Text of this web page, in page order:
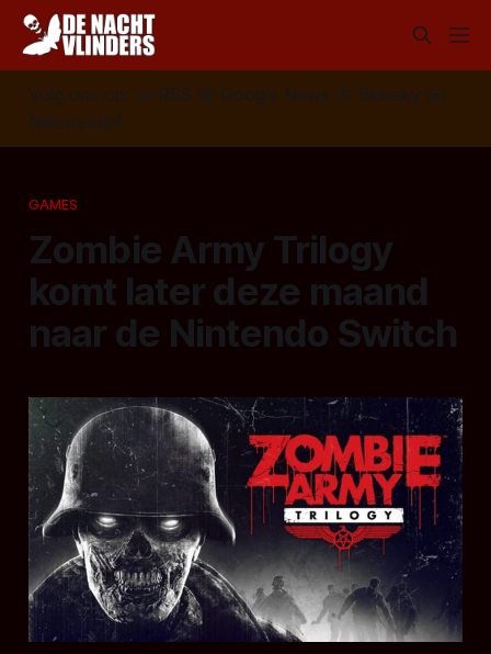
Volg ons op: 📣 RSS 📰 Google News 🦋 Bluesky
✉️
Nieuwsbrief
GAMES
Zombie Army Trilogy
komt later deze maand
naar de Nintendo Switch